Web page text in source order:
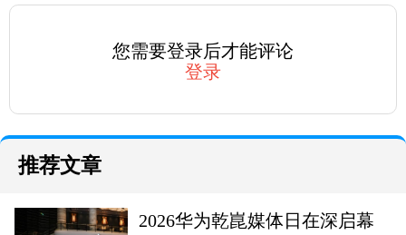
您需要登录后才能评论
登录
推荐文章
2026华为乾崑媒体日在深启幕